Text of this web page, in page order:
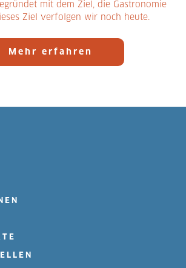
mit dem Ziel, die Gastronomie
Ziel verfolgen wir noch heute.
Mehr erfahren